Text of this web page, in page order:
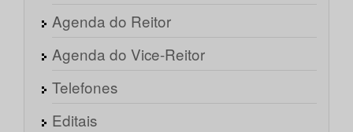
Agenda do Reitor
Agenda do Vice-Reitor
Telefones
Editais